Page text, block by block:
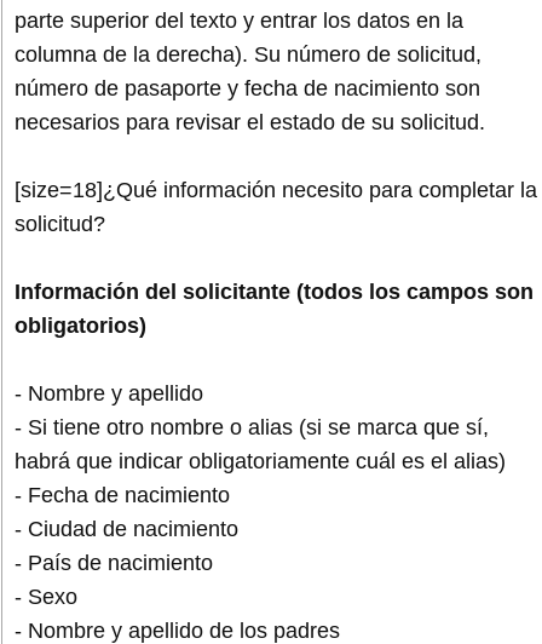
parte superior del texto y entrar los datos en la
columna de la derecha). Su número de solicitud,
número de pasaporte y fecha de nacimiento son
necesarios para revisar el estado de su solicitud.
[size=18]¿Qué información necesito para completar la
solicitud?
Información del solicitante (todos los campos son
obligatorios)
- Nombre y apellido
- Si tiene otro nombre o alias (si se marca que sí,
habrá que indicar obligatoriamente cuál es el alias)
- Fecha de nacimiento
- Ciudad de nacimiento
- País de nacimiento
- Sexo
- Nombre y apellido de los padres